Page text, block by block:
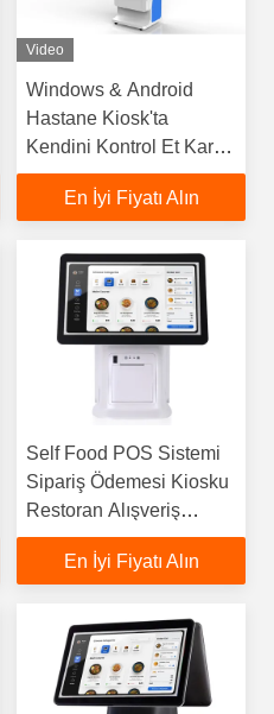
Video
Windows & Android
Hastane Kiosk'ta
Kendini Kontrol Et Kart
Ödemesi QR Kod
Tarayıcılı Kendine
En İyi Fiyatı Alın
Self Food POS Sistemi
Sipariş Ödemesi Kiosku
Restoran Alışveriş
Merkezi için QR Kod
Tarayıcısı
En İyi Fiyatı Alın